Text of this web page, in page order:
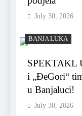
July 30, 2026
BANJA LUKA
SPEKTAKL
i „ĐeGori“
u Banjaluci!
July 30, 2026